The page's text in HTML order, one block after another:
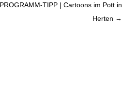
PROGRAMM-TIPP | Cartoons im Pott in
Herten →